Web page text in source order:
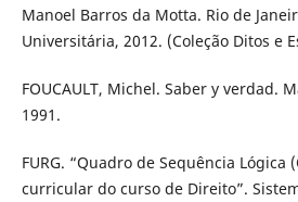
Manoel Barros da Motta. Rio de
Universitária, 2012. (Coleção Ditos e
FOUCAULT, Michel. Saber y verdad.
1991.
FURG. “Quadro de Sequência Lógica
curricular do curso de Direito”.